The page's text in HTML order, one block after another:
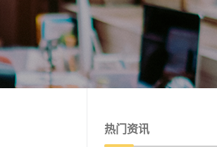
热门资讯